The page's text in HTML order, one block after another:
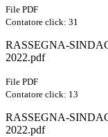
File PDF
Contatore click: 31
RASSEGNA-
2022.pdf
File PDF
Contatore click: 13
RASSEGNA-
2022.pdf